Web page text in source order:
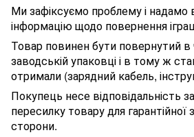
Ми зафіксуємо проблему і надамо
інформацію щодо повернення
Товар повинен бути повернутий в
заводській упаковці і в тому ж
отримали (зарядний кабель,
Покупець несе відповідальність
пересилку товару для гарантійної
сторони.